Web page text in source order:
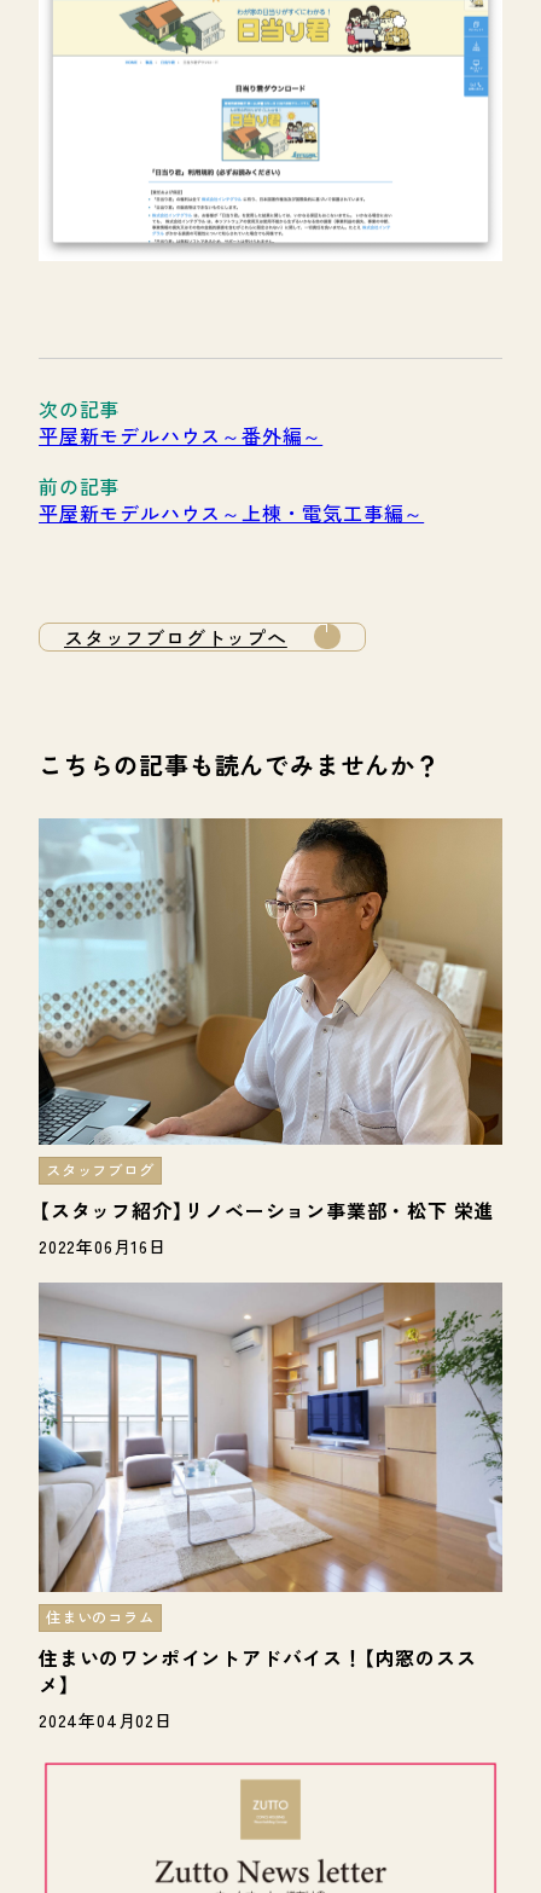
平屋新モデルハウス～番外編～
平屋新モデルハウス～上棟・電気工事編～
スタッフブログトップへ
こちらの記事も読んでみませんか？
【スタッフ紹介】リノベーション事業部・松下 栄進
スタッフブログ
2022年06月16日
住まいのワンポイントアドバイス！【内窓のスス
メ】
住まいのコラム
2024年04月02日